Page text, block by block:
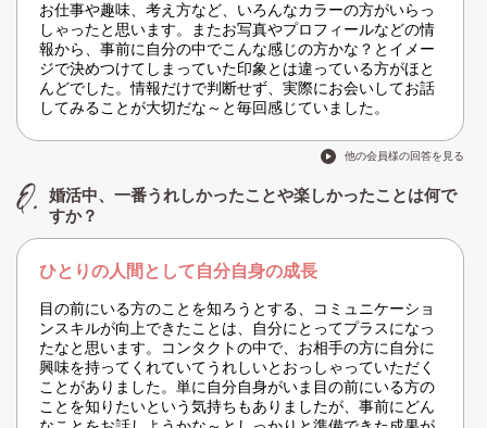
お仕事や趣味、考え方など、いろんなカラーの方がいらっ
しゃったと思います。またお写真やプロフィールなどの情
報から、事前に自分の中でこんな感じの方かな？とイメー
ジで決めつけてしまっていた印象とは違っている方がほと
んどでした。情報だけで判断せず、実際にお会いしてお話
してみることが大切だな～と毎回感じていました。
他の会員様の回答を見る
婚活中、一番うれしかったことや楽しかったことは何で
すか？
ひとりの人間として自分自身の成長
目の前にいる方のことを知ろうとする、コミュニケーショ
ンスキルが向上できたことは、自分にとってプラスになっ
たなと思います。コンタクトの中で、お相手の方に自分に
興味を持ってくれていてうれしいとおっしゃっていただく
ことがありました。単に自分自身がいま目の前にいる方の
ことを知りたいという気持ちもありましたが、事前にどん